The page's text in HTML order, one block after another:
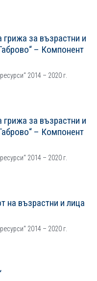
за възрастни и
– Компонент
2014 – 2020 г.
за възрастни и
– Компонент
2014 – 2020 г.
на възрастни и лица
2014 – 2020 г.